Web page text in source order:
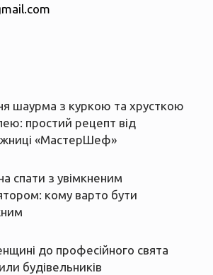
шаурма з куркою та хрусткою
простий рецепт від
«МастерШеф»
спати з увімкненим
кому варто бути
до професійного свята
будівельників